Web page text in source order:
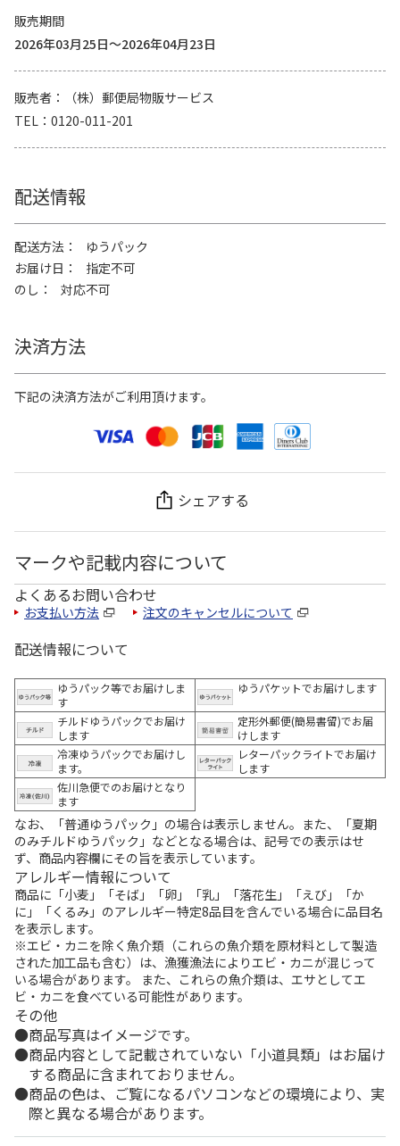
販売期間
2026年03月25日～2026年04月23日
販売者
（株）郵便局物販サービス
TEL
0120-011-201
配送情報
配送方法
ゆうパック
お届け日
指定不可
のし
対応不可
決済方法
下記の決済方法がご利用頂けます。
シェアする
マークや記載内容について
よくあるお問い合わせ
お支払い方法 注文のキャンセルについて
配送情報について
ゆうパック等でお届けしま
す
ゆうパケットでお届けします
チルドゆうパックでお届け
します
定形外郵便(簡易書留)でお届
けします
冷凍ゆうパックでお届けし
ます。
レターパックライトでお届け
します
佐川急便でのお届けとなり
ます
なお、「普通ゆうパック」の場合は表示しません。また、「夏期
のみチルドゆうパック」などとなる場合は、記号での表示はせ
ず、商品内容欄にその旨を表示しています。
アレルギー情報について
商品に「小麦」「そば」「卵」「乳」「落花生」「えび」「か
に」「くるみ」のアレルギー特定8品目を含んでいる場合に品目名
を表示します。
※エビ・カニを除く魚介類（これらの魚介類を原材料として製造
された加工品も含む）は、漁獲漁法によりエビ・カニが混じって
いる場合があります。 また、これらの魚介類は、エサとしてエ
ビ・カニを食べている可能性があります。
その他
商品写真はイメージです。
商品内容として記載されていない「小道具類」はお届け
する商品に含まれておりません。
商品の色は、ご覧になるパソコンなどの環境により、実
際と異なる場合があります。